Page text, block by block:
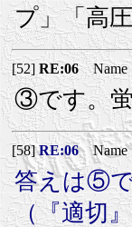
プ」「高
[52] RE:06Name
③です。
[58]RE:06Name
答えは⑤
（『適切